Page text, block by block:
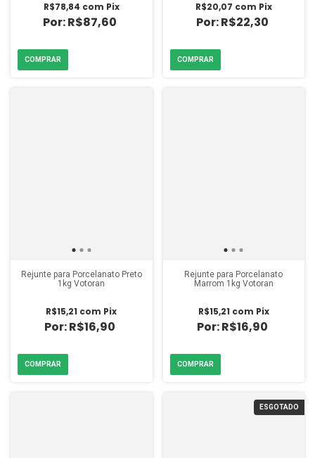
R$87,60
R$78,84 com Pix
R$22,30
R$20,07 com Pix
Rejunte para Porcelanato Preto
1kg Votoran
R$16,90
R$15,21 com Pix
Rejunte para Porcelanato
Marrom 1kg Votoran
R$16,90
R$15,21 com Pix
ESGOTADO